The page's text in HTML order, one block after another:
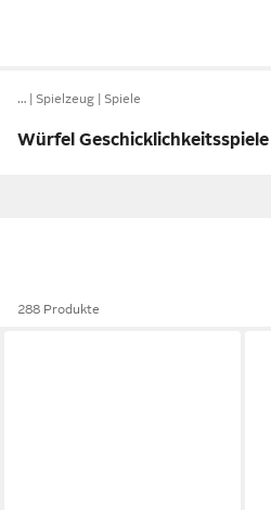
… Spielzeug Spiele
Würfel Geschicklichkeitsspiele
288 Produkte